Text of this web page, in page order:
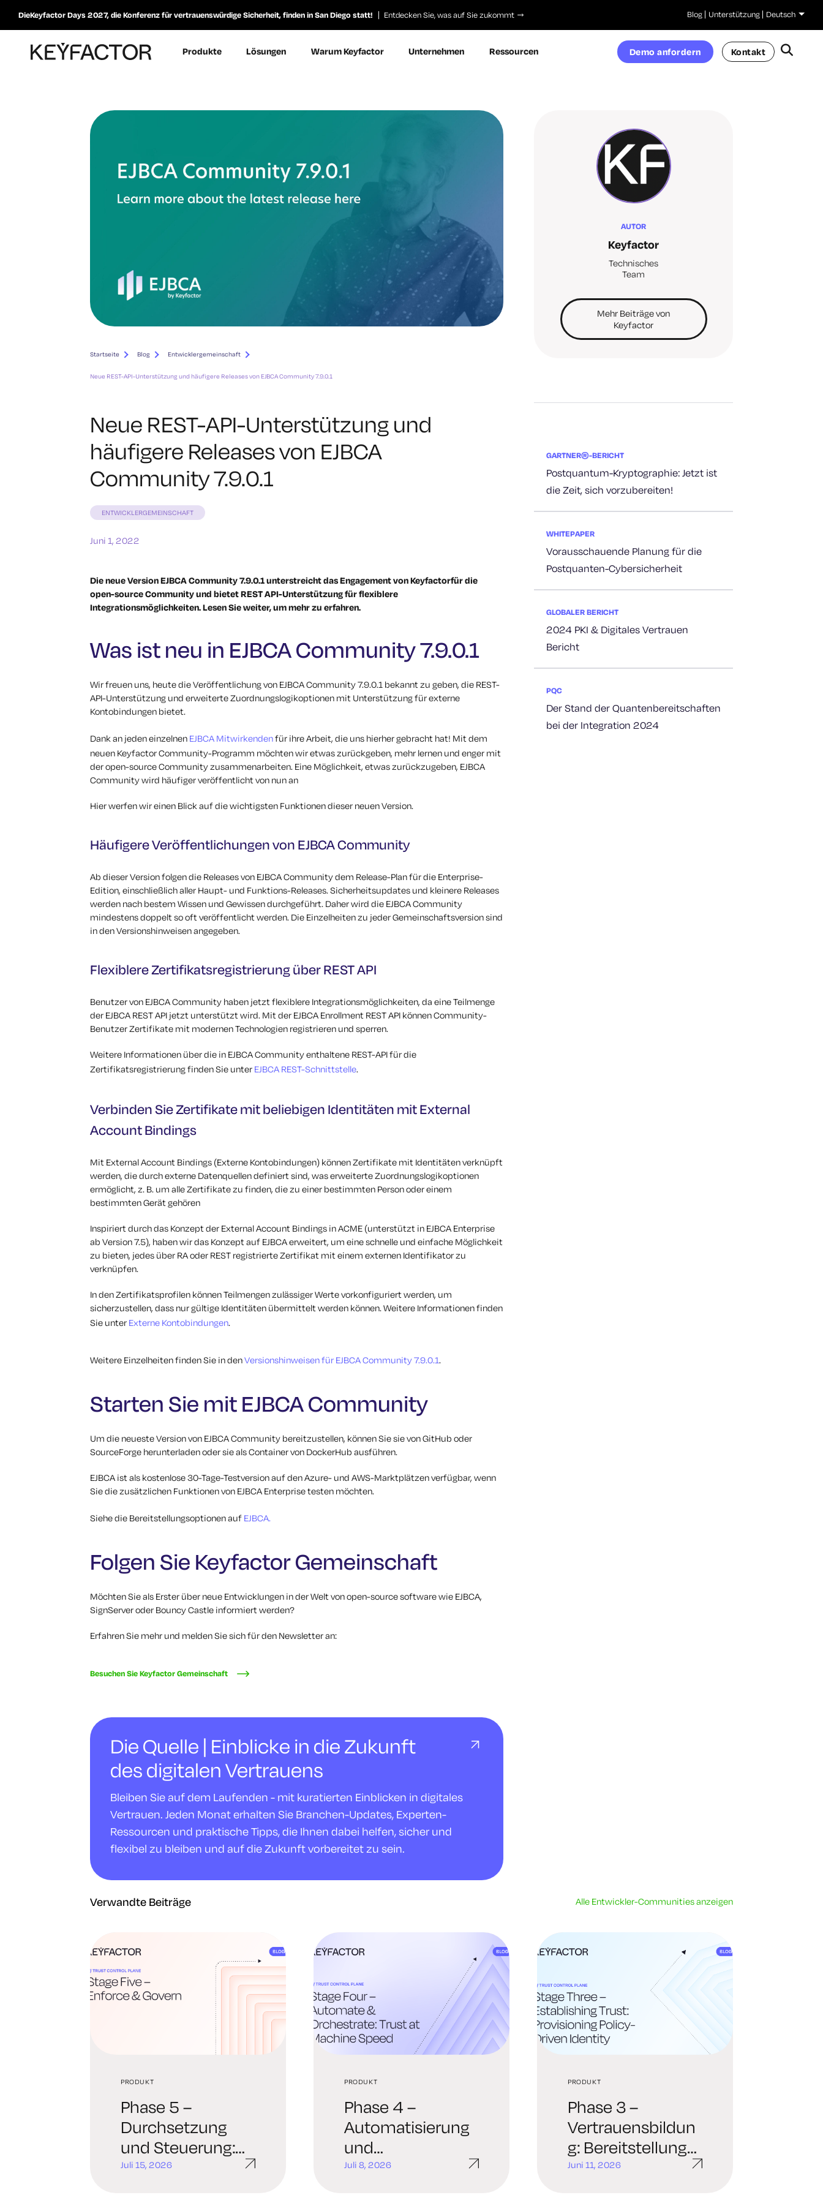
DieKeyfactor Days 2027, die Konferenz für vertrauenswürdige Sicherheit, finden in San Diego statt! Entdecken Sie, was auf Sie zukommt Blog Unterstützung Deutsch
Produkte Lösungen Warum Keyfactor Unternehmen Ressourcen Demo anfordern Kontakt
Startseite Blog Entwicklergemeinschaft
Neue REST-API-Unterstützung und häufigere Releases von EJBCA Community 7.9.0.1
Neue REST-API-Unterstützung und
häufigere Releases von EJBCA
Community 7.9.0.1
ENTWICKLERGEMEINSCHAFT
Juni 1, 2022
Die neue Version EJBCA Community 7.9.0.1 unterstreicht das Engagement von Keyfactorfür die
open-source Community und bietet REST API-Unterstützung für flexiblere
Integrationsmöglichkeiten. Lesen Sie weiter, um mehr zu erfahren.
Was ist neu in EJBCA Community 7.9.0.1
Wir freuen uns, heute die Veröffentlichung von EJBCA Community 7.9.0.1 bekannt zu geben, die REST-
API-Unterstützung und erweiterte Zuordnungslogikoptionen mit Unterstützung für externe
Kontobindungen bietet.
Dank an jeden einzelnen EJBCA Mitwirkendenfür ihre Arbeit, die uns hierher gebracht hat! Mit dem
neuen Keyfactor Community-Programm möchten wir etwas zurückgeben, mehr lernen und enger mit
der open-source Community zusammenarbeiten. Eine Möglichkeit, etwas zurückzugeben, EJBCA
Community wird häufiger veröffentlichtvon nun an
Hier werfen wir einen Blick auf die wichtigsten Funktionen dieser neuen Version.
Häufigere Veröffentlichungen von EJBCA Community
Ab dieser Version folgen die Releases von EJBCA Community dem Release-Plan für die Enterprise-
Edition, einschließlich aller Haupt- und Funktions-Releases. Sicherheitsupdates und kleinere Releases
werden nach bestem Wissen und Gewissen durchgeführt. Daher wird die EJBCA Community
mindestens doppelt so oft veröffentlicht werden. Die Einzelheiten zu jeder Gemeinschaftsversion sind
in den Versionshinweisen angegeben.
Flexiblere Zertifikatsregistrierung über REST API
Benutzer von EJBCA Community haben jetzt flexiblere Integrationsmöglichkeiten, da eine Teilmenge
der EJBCA REST API jetzt unterstützt wird. Mit der EJBCA Enrollment REST API können Community-
Benutzer Zertifikate mit modernen Technologien registrieren und sperren.
Weitere Informationen über die in EJBCA Community enthaltene REST-API für die
Zertifikatsregistrierung finden Sie unter EJBCA REST-Schnittstelle.
Verbinden Sie Zertifikate mit beliebigen Identitäten mit External
Account Bindings
Mit External Account Bindings (Externe Kontobindungen) können Zertifikate mit Identitäten verknüpft
werden, die durch externe Datenquellen definiert sind, was erweiterte Zuordnungslogikoptionen
ermöglicht, z. B. um alle Zertifikate zu finden, die zu einer bestimmten Person oder einem
bestimmten Gerät gehören
Inspiriert durch das Konzept der External Account Bindings in ACME (unterstützt in EJBCA Enterprise
ab Version 7.5), haben wir das Konzept auf EJBCA erweitert, um eine schnelle und einfache Möglichkeit
zu bieten, jedes über RA oder REST registrierte Zertifikat mit einem externen Identifikator zu
verknüpfen.
In den Zertifikatsprofilen können Teilmengen zulässiger Werte vorkonfiguriert werden, um
sicherzustellen, dass nur gültige Identitäten übermittelt werden können. Weitere Informationen finden
Sie unter Externe Kontobindungen.
Weitere Einzelheiten finden Sie in denVersionshinweisen für EJBCA Community 7.9.0.1.
Starten Sie mit EJBCA Community
Um die neueste Version von EJBCA Community bereitzustellen, können Sie sie von GitHub oder
SourceForge herunterladen oder sie als Container von DockerHub ausführen.
EJBCA ist als kostenlose 30-Tage-Testversion auf den Azure- und AWS-Marktplätzen verfügbar, wenn
Sie die zusätzlichen Funktionen von EJBCA Enterprise testen möchten.
Siehe die Bereitstellungsoptionen auf EJBCA.
Folgen Sie Keyfactor Gemeinschaft
Möchten Sie als Erster über neue Entwicklungen in der Welt von open-source software wie EJBCA,
SignServer oder Bouncy Castle informiert werden?
Erfahren Sie mehr und melden Sie sich für den Newsletter an:
Besuchen Sie Keyfactor Gemeinschaft
Die Quelle | Einblicke in die Zukunft
des digitalen Vertrauens
Bleiben Sie auf dem Laufenden - mit kuratierten Einblicken in digitales
Vertrauen. Jeden Monat erhalten Sie Branchen-Updates, Experten-
Ressourcen und praktische Tipps, die Ihnen dabei helfen, sicher und
flexibel zu bleiben und auf die Zukunft vorbereitet zu sein.
AUTOR
Keyfactor
Technisches
Team
Mehr Beiträge von
Keyfactor
GARTNER®-BERICHT
Postquantum-Kryptographie: Jetzt ist
die Zeit, sich vorzubereiten!
WHITEPAPER
Vorausschauende Planung für die
Postquanten-Cybersicherheit
GLOBALER BERICHT
2024 PKI & Digitales Vertrauen
Bericht
PQC
Der Stand der Quantenbereitschaften
bei der Integration 2024
Verwandte Beiträge Alle Entwickler-Communities anzeigen
PRODUKT
Phase 5 –
Durchsetzung
und Steuerung:
Kontinuierliche
Juli 15, 2026
PRODUKT
Phase 4 –
Automatisierung
und
Orchestrierung:
Juli 8, 2026
PRODUKT
Phase 3 –
Vertrauensbildun
g: Bereitstellung
richtliniengesteue
Juni 11, 2026